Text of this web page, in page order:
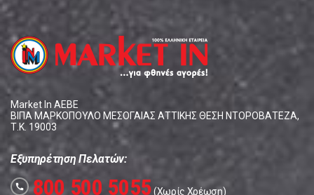
Market In ΑΕΒΕ
ΒΙΠΑ ΜΑΡΚΟΠΟΥΛΟ ΜΕΣΟΓΑΙΑΣ ΑΤΤΙΚΗΣ ΘΕΣΗ ΝΤΟΡΟΒΑΤΕΖΑ,
Τ.Κ. 19003
Εξυπηρέτηση Πελατών:
call 800 500 5055(Χωρίς Χρέωση)